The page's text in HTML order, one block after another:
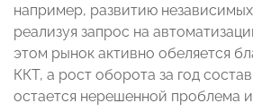
например, развитию
реализуя запрос на
этом рынок активно обеляется
ККТ, а рост оборота за год
остается нерешенной проблема